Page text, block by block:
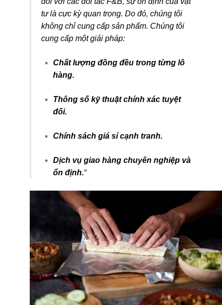
tư là cực kỳ quan trọng. Do đó, chúng tôi
không chỉ cung cấp sản phẩm. Chúng tôi
cung cấp một giải pháp:
Chất lượng đồng đều trong từng lô
hàng.
Thông số kỹ thuật chính xác tuyệt
đối.
Chính sách giá sỉ cạnh tranh.
Dịch vụ giao hàng chuyên nghiệp và
ổn định.“